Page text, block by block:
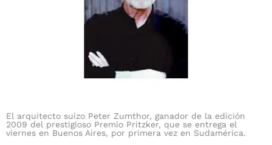
El arquitecto suizo Peter Zumthor, ganador de la edición
2009 del prestigioso Premio Pritzker, que se entrega el
viernes en Buenos Aires, por primera vez en Sudamérica.